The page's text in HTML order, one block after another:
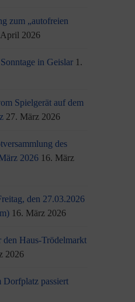
zum „autofreien
April 2026
in Geislar 1.
Spielgerät auf dem
27. März 2026
des
2026 16. März
den 27.03.2026
16. März 2026
Haus-Trödelmarkt
2026
Dorfplatz passiert